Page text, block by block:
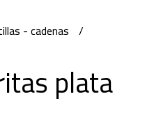
- cadenas
plata